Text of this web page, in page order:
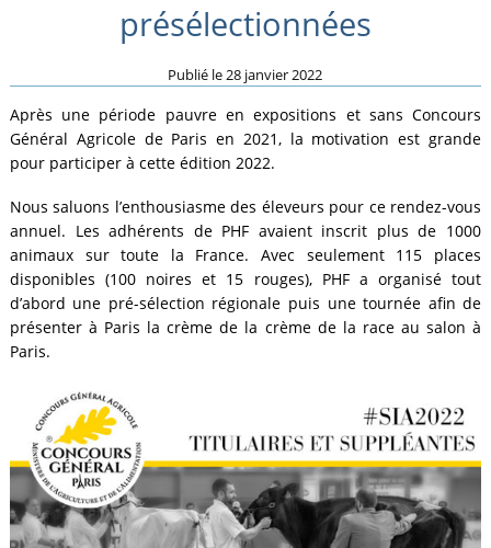
présélectionnées
Publié le28 janvier 2022
Après une période pauvre en expositions et sans Concours
Général Agricole de Paris en 2021, la motivation est grande
pour participer à cette édition 2022.
Nous saluons l’enthousiasme des éleveurs pour ce rendez-vous
annuel. Les adhérents de PHF avaient inscrit plus de 1000
animaux sur toute la France. Avec seulement 115 places
disponibles (100 noires et 15 rouges), PHF a organisé tout
d’abord une pré-sélection régionale puis une tournée afin de
présenter à Paris la crème de la crème de la race au salon à
Paris.